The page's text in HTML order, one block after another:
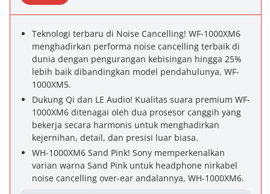
Teknologi terbaru di Noise Cancelling! WF-1000XM6
menghadirkan performa noise cancelling terbaik di
dunia dengan pengurangan kebisingan hingga 25%
lebih baik dibandingkan model pendahulunya, WF-
1000XM5.
Dukung Qi dan LE Audio! Kualitas suara premium WF-
1000XM6 ditenagai oleh dua prosesor canggih yang
bekerja secara harmonis untuk menghadirkan
kejernihan, detail, dan presisi luar biasa.
WH-1000XM6 Sand Pink! Sony memperkenalkan
varian warna Sand Pink untuk headphone nirkabel
noise cancelling over-ear andalannya, WH-1000XM6.